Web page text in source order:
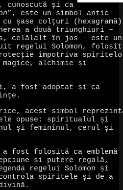
, cunoscută și ca
”, este un simbol antic
șase colțuri
a două triunghiuri –
celălalt în jos – este un
regelui Solomon, folosit
împotriva
alchimie și
a fost adoptat și ca
acest simbol
opuse: spiritualul și
și femininul, cerul și
a fost folosită ca emblemă
și putere regală,
regelui Solomon și
spiritele și de a